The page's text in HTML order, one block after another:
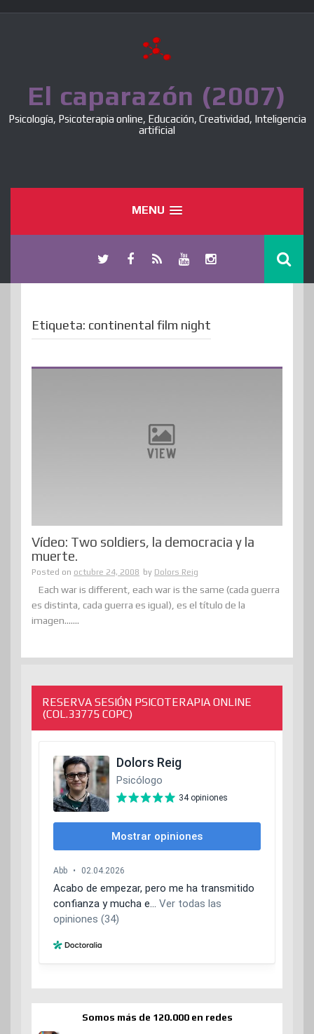
El caparazón (2007)
Psicología, Psicoterapia online, Educación, Creatividad, Inteligencia
artificial
MENU
Etiqueta: continental film night
Vídeo: Two soldiers, la democracia y la
muerte.
Posted on octubre 24, 2008 by Dolors Reig
Each war is different, each war is the same (cada guerra
es distinta, cada guerra es igual), es el título de la
imagen.......
RESERVA SESIÓN PSICOTERAPIA ONLINE
(COL.33775 COPC)
Somos más de 120.000 en redes